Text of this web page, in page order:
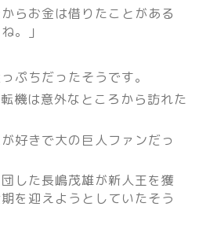
らお金は借りたことがある
。」
ぷちだったそうです。
機は意外なところから訪れた
好きで大の巨人ファンだっ
した長嶋茂雄が新人王を獲
を迎えようとしていたそう